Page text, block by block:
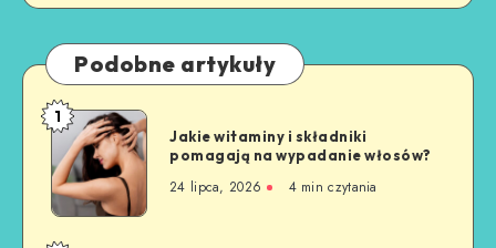
Podobne artykuły
1
Jakie witaminy i składniki
pomagają na wypadanie włosów?
24 lipca, 2026 4min czytania